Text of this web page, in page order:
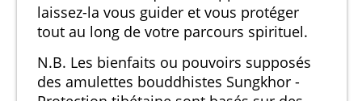
laissez-la vous guider et vous protéger
tout au long de votre parcours spirituel.
N.B. Les bienfaits ou pouvoirs supposés
des amulettes bouddhistes Sungkhor -